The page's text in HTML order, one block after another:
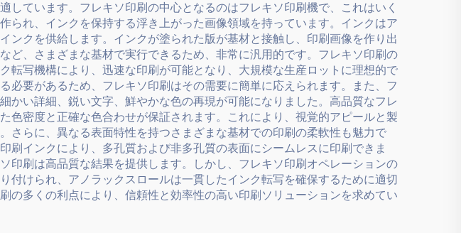
ています。フレキソ印刷の中心となるのはフレキソ印刷機で、これはいく
れ、インクを保持する浮き上がった画像領域を持っています。インクはア
クを供給します。インクが塗られた版が基材と接触し、印刷画像を作り出
ど、さまざまな基材で実行できるため、非常に汎用的です。フレキソ印刷の
転写機構により、迅速な印刷が可能となり、大規模な生産ロットに理想的で
要があるため、フレキソ印刷はその需要に簡単に応えられます。また、フ
い詳細、鋭い文字、鮮やかな色の再現が可能になりました。高品質なフレ
密度と正確な色合わせが保証されます。これにより、視覚的アピールと製
さらに、異なる表面特性を持つさまざまな基材での印刷の柔軟性も魅力で
インクにより、多孔質および非多孔質の表面にシームレスに印刷できま
刷は高品質な結果を提供します。しかし、フレキソ印刷オペレーションの
けられ、アノラックスロールは一貫したインク転写を確保するために適切
多くの利点により、信頼性と効率性の高い印刷ソリューションを求めてい